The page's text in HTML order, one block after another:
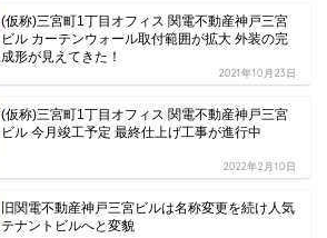
(仮称)三宮町1丁目オフィス 関電不動産神戸三宮
ビル カーテンウォール取付範囲が拡大 外装の完
成形が見えてきた！
2021年10月23日
(仮称)三宮町1丁目オフィス 関電不動産神戸三宮
ビル 今月竣工予定 最終仕上げ工事が進行中
2022年2月10日
旧関電不動産神戸三宮ビルは名称変更を続け人気
テナントビルへと変貌